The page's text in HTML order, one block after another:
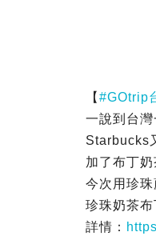
【 #GOtrip
一說到台
Starbucks
加了布丁奶
今次用珍
珍珠奶茶
詳情：